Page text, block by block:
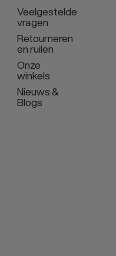
Veelgestelde
vragen
Retourneren
en ruilen
Onze
winkels
Nieuws &
Blogs